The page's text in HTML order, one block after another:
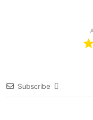
Subscribe